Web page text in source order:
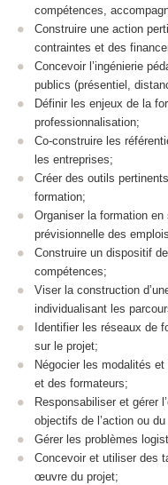
compétences,
Construire une action
contraintes et des
Concevoir l’ingénierie
publics (présentiel,
Définir les enjeux de la
professionnalisation;
Co-construire les
les entreprises;
Créer des outils
formation;
Organiser la formation
prévisionnelle des
Construire un dispositif
compétences;
Viser la construction
individualisant les
Identifier les réseaux de
sur le projet;
Négocier les modalités
et des formateurs;
Responsabiliser et gérer
objectifs de l’action ou
Gérer les problèmes
Concevoir et utiliser des
œuvre du projet;